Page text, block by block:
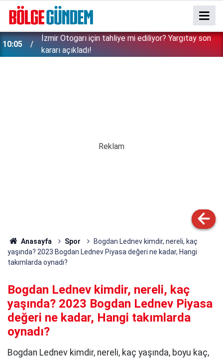
10:05
İzmir Otogarı için tahliye mi ediliyor? Yargıtay son
kararı açıkladı!
Anasayfa Spor
Bogdan Lednev kimdir, nereli, kaç
yaşında? 2023 Bogdan Lednev Piyasa değeri ne kadar, Hangi
takımlarda oynadı?
Bogdan Lednev kimdir, nereli, kaç
yaşında? 2023 Bogdan Lednev Piyasa
değeri ne kadar, Hangi takımlarda
oynadı?
Bogdan Lednev kimdir, nereli, kaç yaşında, boyu kaç,